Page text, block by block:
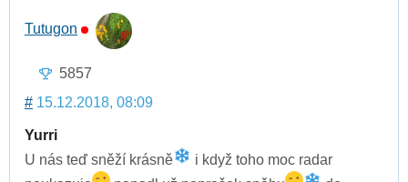
Tutugon
5857
# 15.12.2018, 08:09
Yurri
U nás teď sněží krásně
i když toho moc radar